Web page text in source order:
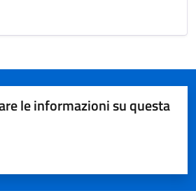
le informazioni su questa
5 stelle su 5
su 5
su 5
5